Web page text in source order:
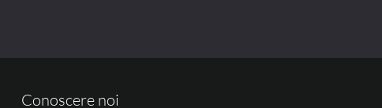
Conoscere noi